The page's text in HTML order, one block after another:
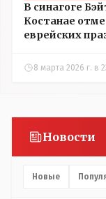
В синагоге
Костанае
еврейских
8 марта 2026 г. в
Новости
Новые